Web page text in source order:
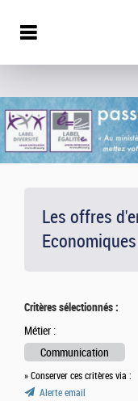
Les offres
Critères sélectionnés :
Métier :
Communication
» Conserver ces critères via :
Alerte email